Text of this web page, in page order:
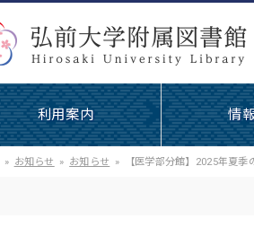
利用案内 情
お知らせ お知らせ 【医学部分館】2025年夏季